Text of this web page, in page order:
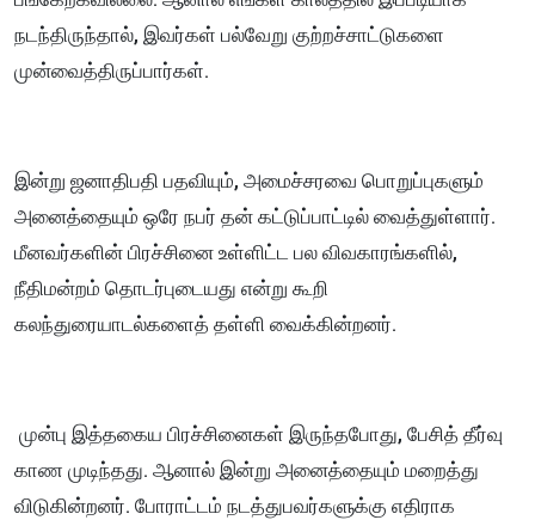
நடந்திருந்தால், இவர்கள் பல்வேறு குற்றச்சாட்டுகளை
முன்வைத்திருப்பார்கள்.
இன்று ஜனாதிபதி பதவியும், அமைச்சரவை பொறுப்புகளும்
அனைத்தையும் ஒரே நபர் தன் கட்டுப்பாட்டில் வைத்துள்ளார்.
மீனவர்களின் பிரச்சினை உள்ளிட்ட பல விவகாரங்களில்,
நீதிமன்றம் தொடர்புடையது என்று கூறி
கலந்துரையாடல்களைத் தள்ளி வைக்கின்றனர்.
முன்பு இத்தகைய பிரச்சினைகள் இருந்தபோது, பேசித் தீர்வு
காண முடிந்தது. ஆனால் இன்று அனைத்தையும் மறைத்து
விடுகின்றனர். போராட்டம் நடத்துபவர்களுக்கு எதிராக